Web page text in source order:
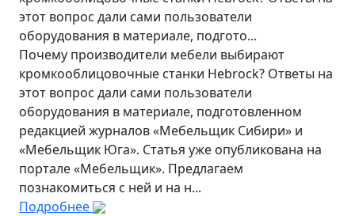
этот вопрос дали сами пользователи
оборудования в материале, подгото...
Почему производители мебели выбирают
кромкооблицовочные станки Hebrock? Ответы на
этот вопрос дали сами пользователи
оборудования в материале, подготовленном
редакцией журналов «Мебельщик Сибири» и
«Мебельщик Юга». Статья уже опубликована на
портале «Мебельщик». Предлагаем
познакомиться с ней и на н...
Подробнее